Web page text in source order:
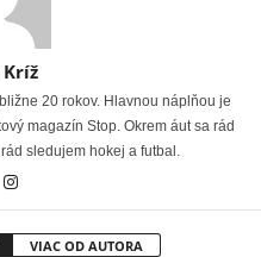
20 rokov. Hlavnou náplňou je
magazín Stop. Okrem áut sa rád
sledujem hokej a futbal.
VIAC OD AUTORA